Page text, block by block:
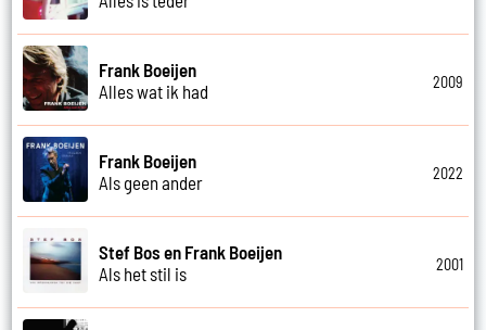
Frank Boeijen
Alles wat ik had
2009
Frank Boeijen
Als geen ander
2022
Stef Bos en Frank Boeijen
Als het stil is
2001